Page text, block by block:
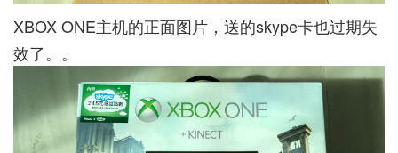
XBOX ONE主机的正面图片，送的skype卡也过期失
效了。。